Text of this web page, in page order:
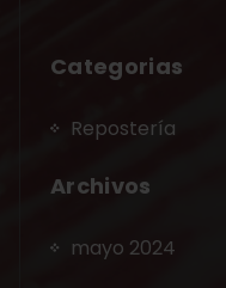
Categorias
Repostería
Archivos
mayo 2024